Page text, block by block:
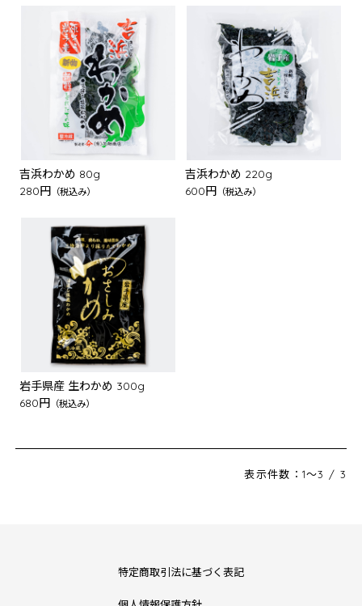
吉浜わかめ 80g
280円 （税込み）
吉浜わかめ 220g
600円 （税込み）
岩手県産 生わかめ 300g
680円 （税込み）
表示件数：1～3 / 3
特定商取引法に基づく表記